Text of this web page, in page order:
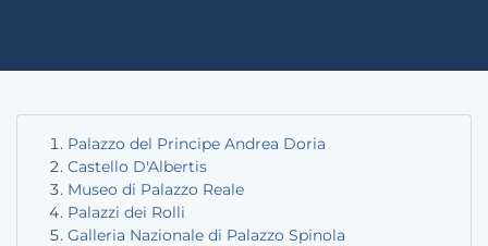
Palazzo del Principe Andrea Doria
Castello D'Albertis
Museo di Palazzo Reale
Palazzi dei Rolli
Galleria Nazionale di Palazzo Spinola